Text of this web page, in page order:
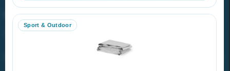
Sport & Outdoor
92 200 Neuilly
equipe@promenoch-goodies.com